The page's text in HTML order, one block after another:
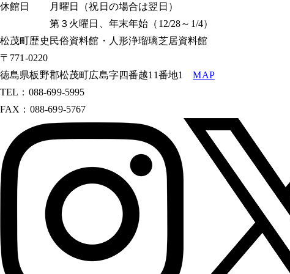
休館日 月曜日（祝日の場合は翌日）
第３火曜日、年末年始（12/28～1/4）
松茂町歴史民俗資料館・人形浄瑠璃芝居資料館
〒771-0220
徳島県板野郡松茂町広島字四番越11番地1MAP
TEL：088-699-5995
FAX：088-699-5767